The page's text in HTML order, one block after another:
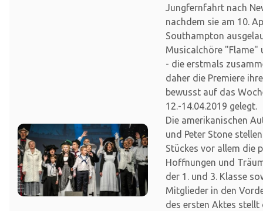
Jungfernfahrt nach
nachdem sie am 10.
Southampton
Musicalchöre "Flame"
- die erstmals
daher die Premiere
bewusst auf das
12.-14.04.2019 gelegt.
Die amerikanischen
und Peter Stone
Stückes vor allem die
Hoffnungen und
der 1. und 3. Klasse
Mitglieder in den
des ersten Aktes